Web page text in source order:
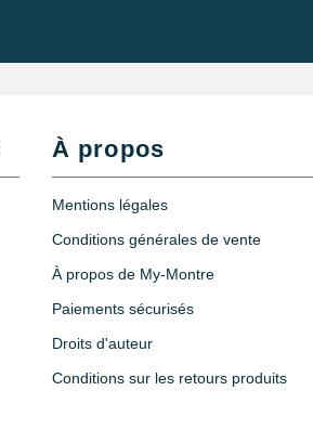
À propos
Mentions légales
Conditions générales de vente
À propos de My-Montre
Paiements sécurisés
Droits d'auteur
Conditions sur les retours produits